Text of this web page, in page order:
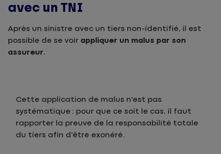
avec un TNI
Après un sinistre avec un tiers non-identifié, il est
possible de se voir appliquer un malus par son
assureur.
Cette application de malus n'est pas
systématique : pour que ce soit le cas, il faut
rapporter la preuve de la responsabilité totale
du tiers afin d'être exonéré.